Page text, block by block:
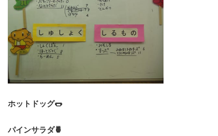
ホットドッグ🌭
パインサラダ🍍